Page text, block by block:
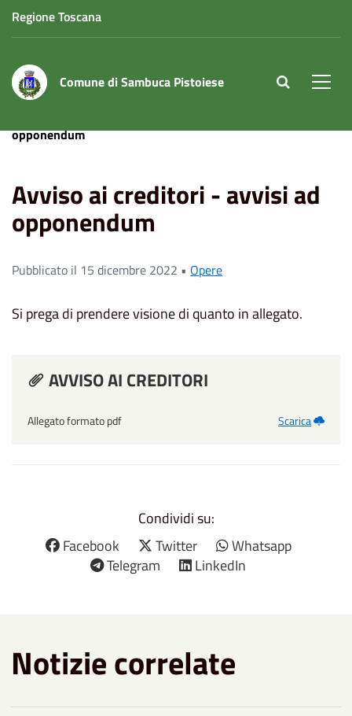
Regione Toscana
Comune di Sambuca Pistoiese site.searc
opponendum
Avviso ai creditori - avvisi ad
opponendum
Pubblicato il 15 dicembre 2022 • Opere
Si prega di prendere visione di quanto in allegato.
AVVISO AI CREDITORI
Allegato formato pdf Scarica
Condividi su:
Facebook
Twitter
Whatsapp
Telegram
LinkedIn
Notizie correlate